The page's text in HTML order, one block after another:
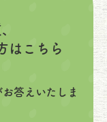
はこちら
答えいたしま